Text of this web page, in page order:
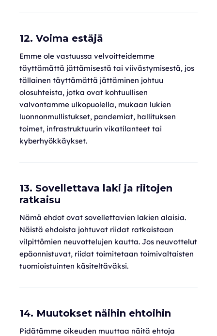
12. Voima estäjä
Emme ole vastuussa velvoitteidemme
täyttämättä jättämisestä tai viivästymisestä, jos
tällainen täyttämättä jättäminen johtuu
olosuhteista, jotka ovat kohtuullisen
valvontamme ulkopuolella, mukaan lukien
luonnonmullistukset, pandemiat, hallituksen
toimet, infrastruktuurin vikatilanteet tai
kyberhyökkäykset.
13. Sovellettava laki ja riitojen
ratkaisu
Nämä ehdot ovat sovellettavien lakien alaisia.
Näistä ehdoista johtuvat riidat ratkaistaan
vilpittömien neuvottelujen kautta. Jos neuvottelut
epäonnistuvat, riidat toimitetaan toimivaltaisten
tuomioistuinten käsiteltäväksi.
14. Muutokset näihin ehtoihin
Pidätämme oikeuden muuttaa näitä ehtoja